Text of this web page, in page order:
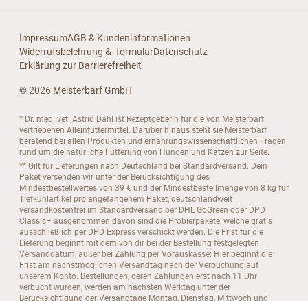
ImpressumAGB & Kundeninformationen
Widerrufsbelehrung & -formularDatenschutz
Erklärung zur Barrierefreiheit
© 2026 Meisterbarf GmbH
* Dr. med. vet. Astrid Dahl ist Rezeptgeberin für die von Meisterbarf
vertriebenen Alleinfuttermittel. Darüber hinaus steht sie Meisterbarf
beratend bei allen Produkten und ernährungswissenschaftlichen Fragen
rund um die natürliche Fütterung von Hunden und Katzen zur Seite.
** Gilt für Lieferungen nach Deutschland bei Standardversand. Dein
Paket versenden wir unter der Berücksichtigung des
Mindestbestellwertes von 39 € und der Mindestbestellmenge von 8 kg für
Tiefkühlartikel pro angefangenem Paket, deutschlandweit
versandkostenfrei im Standardversand per DHL GoGreen oder DPD
Classic– ausgenommen davon sind die Probierpakete, welche gratis
ausschließlich per DPD Express verschickt werden. Die Frist für die
Lieferung beginnt mit dem von dir bei der Bestellung festgelegten
Versanddatum, außer bei Zahlung per Vorauskasse: Hier beginnt die
Frist am nächstmöglichen Versandtag nach der Verbuchung auf
unserem Konto. Bestellungen, deren Zahlungen erst nach 11 Uhr
verbucht wurden, werden am nächsten Werktag unter der
Berücksichtigung der Versandtage Montag, Dienstag, Mittwoch und